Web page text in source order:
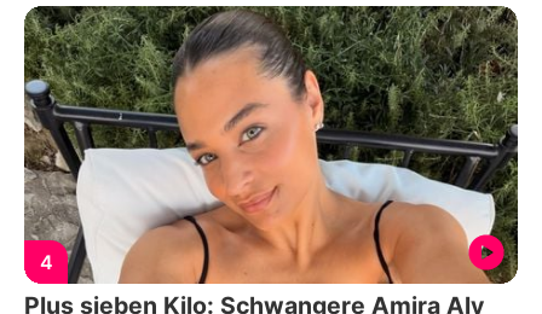
4
Plus sieben Kilo: Schwangere Amira Aly